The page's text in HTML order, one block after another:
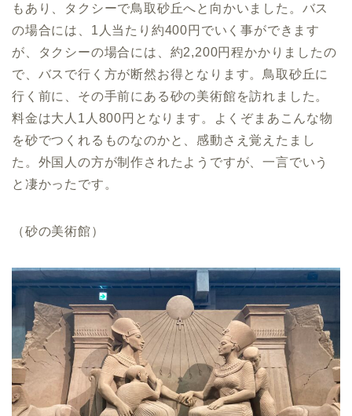
もあり、タクシーで鳥取砂丘へと向かいました。バス
の場合には、1人当たり約400円でいく事ができます
が、タクシーの場合には、約2,200円程かかりましたの
で、バスで行く方が断然お得となります。鳥取砂丘に
行く前に、その手前にある砂の美術館を訪れました。
料金は大人1人800円となります。よくぞまあこんな物
を砂でつくれるものなのかと、感動さえ覚えたまし
た。外国人の方が制作されたようですが、一言でいう
と凄かったです。
（砂の美術館）